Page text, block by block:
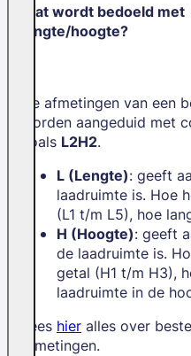
Wat wordt bedoeld met
lengte/hoogte?
De afmetingen van een
worden aangeduid met
zoals L2H2.
L (Lengte): geeft
laadruimte is. Hoe
(L1 t/m L5), hoe
H (Hoogte): geeft
de laadruimte is.
getal (H1 t/m H3),
laadruimte in de
Lees hier alles over
afmetingen.